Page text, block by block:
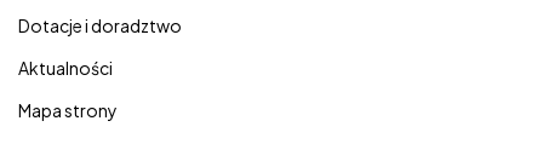
Dotacje i doradztwo
Aktualności
Mapa strony